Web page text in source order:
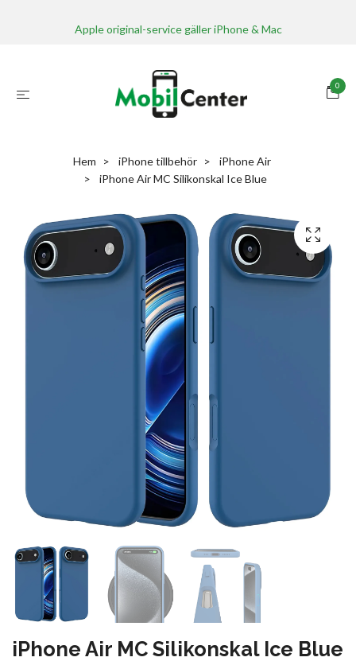
Apple original-service gäller iPhone & Mac
0
Hem iPhone tillbehör
iPhone Air
iPhone Air MC Silikonskal Ice Blue
iPhone Air MC Silikonskal Ice Blue